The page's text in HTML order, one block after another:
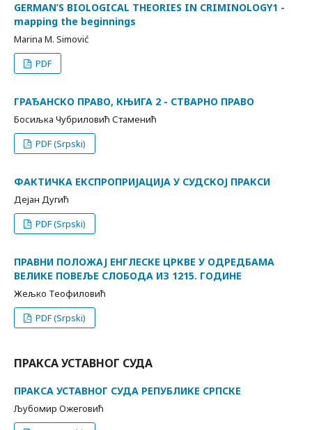
GERMAN’S BIOLOGICAL THEORIES IN CRIMINOLOGY1 -
mapping the beginnings
Marina M. Simović
PDF
ГРАЂАНСКО ПРАВО, КЊИГА 2 - СТВАРНО ПРАВО
Босиљка Чубриловић Стаменић
PDF (Srpski)
ФАКТИЧКА ЕКСПРОПРИЈАЦИЈА У СУДСКОЈ ПРАКСИ
Дејан Дугић
PDF (Srpski)
ПРАВНИ ПОЛОЖАЈ ЕНГЛЕСКЕ ЦРКВЕ У ОДРЕДБАМА
ВЕЛИКЕ ПОВЕЉЕ СЛОБОДА ИЗ 1215. ГОДИНЕ
Жељко Теофиловић
PDF (Srpski)
ПРАКСА УСТАВНОГ СУДА
ПРАКСА УСТАВНОГ СУДА РЕПУБЛИКЕ СРПСКЕ
Љубомир Ожеговић